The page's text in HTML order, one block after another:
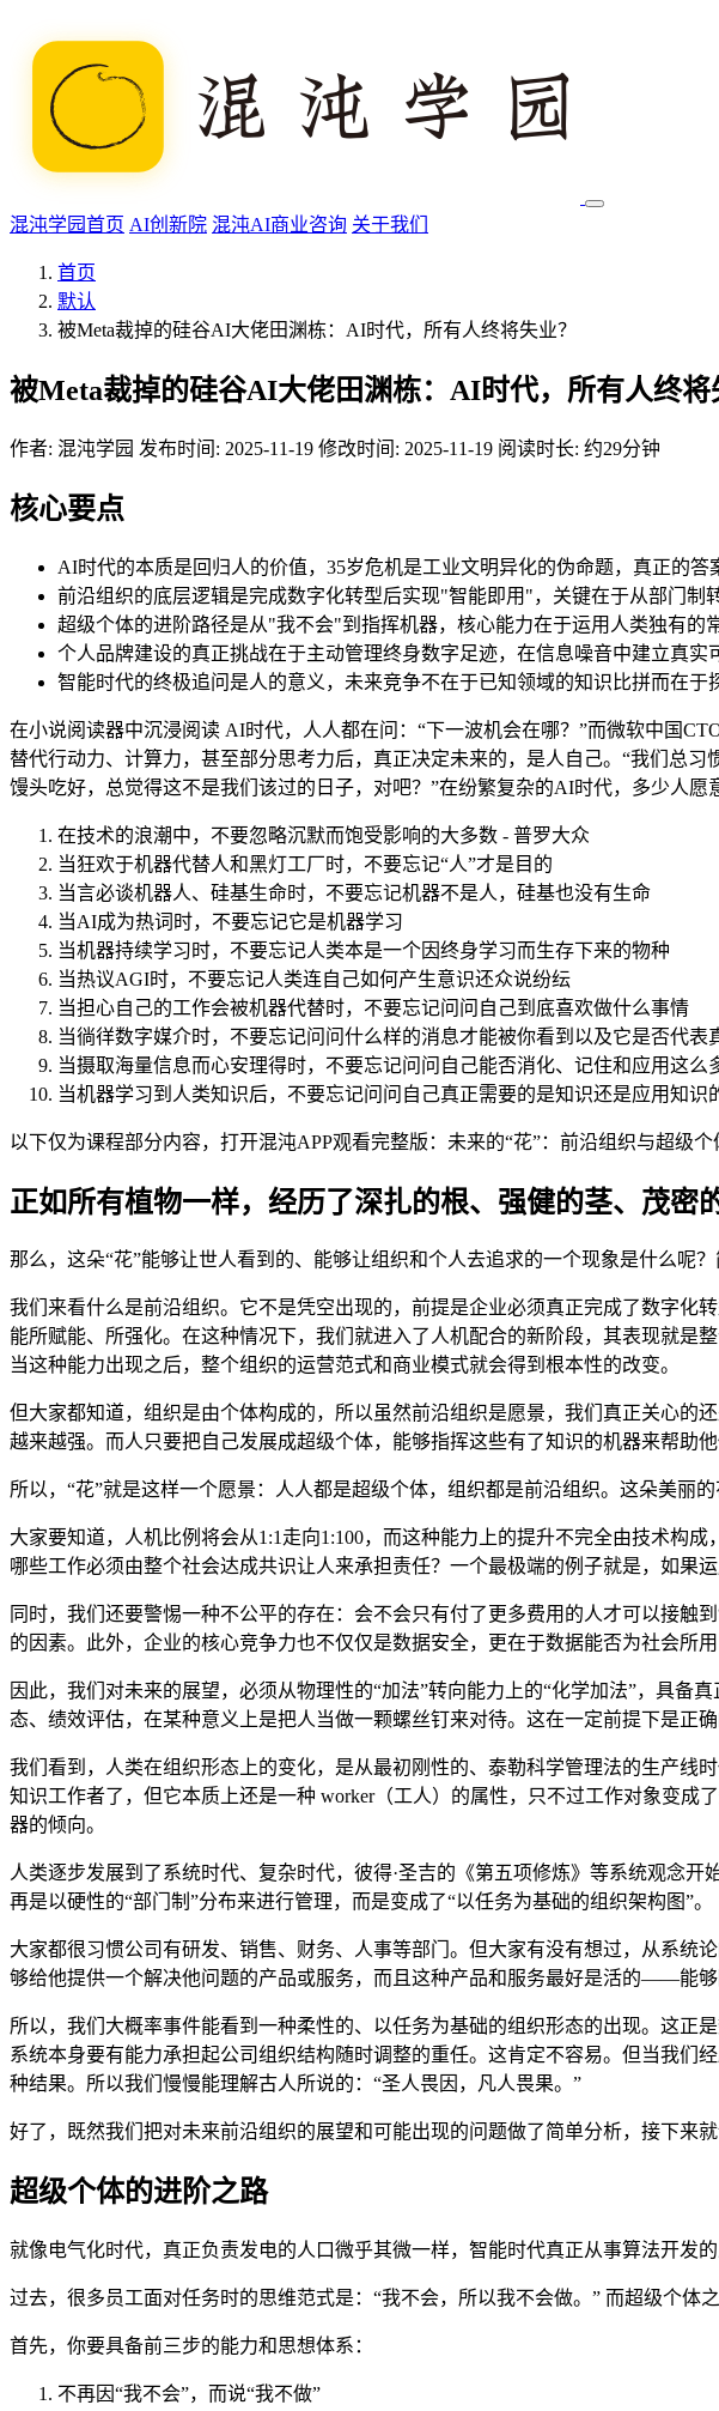
混沌学园首页 AI创新院 混沌AI商业咨询 关于我们
首页
默认
被Meta裁掉的硅谷AI大佬田渊栋：AI时代，所有人终将失业？
被Meta裁掉的硅谷AI大佬田渊栋：AI时代，所有人终将
作者: 混沌学园 发布时间: 2025-11-19 修改时间: 2025-11-19 阅读时长: 约29分钟
核心要点
AI时代的本质是回归人的价值，35岁危机是工业文明异化的伪命题，真正的
前沿组织的底层逻辑是完成数字化转型后实现"智能即用"，关键在于从部门制
超级个体的进阶路径是从"我不会"到指挥机器，核心能力在于运用人类独有的
个人品牌建设的真正挑战在于主动管理终身数字足迹，在信息噪音中建立真实
智能时代的终极追问是人的意义，未来竞争不在于已知领域的知识比拼而在于
在小说阅读器中沉浸阅读 AI时代，人人都在问：“下一波机会在哪？”而微软中国
替代行动力、计算力，甚至部分思考力后，真正决定未来的，是人自己。“我们总
馒头吃好，总觉得这不是我们该过的日子，对吧？”在纷繁复杂的AI时代，多少人
在技术的浪潮中，不要忽略沉默而饱受影响的大多数 - 普罗大众
当狂欢于机器代替人和黑灯工厂时，不要忘记“人”才是目的
当言必谈机器人、硅基生命时，不要忘记机器不是人，硅基也没有生命
当AI成为热词时，不要忘记它是机器学习
当机器持续学习时，不要忘记人类本是一个因终身学习而生存下来的物种
当热议AGI时，不要忘记人类连自己如何产生意识还众说纷纭
当担心自己的工作会被机器代替时，不要忘记问问自己到底喜欢做什么事情
当徜徉数字媒介时，不要忘记问问什么样的消息才能被你看到以及它是否代表
当摄取海量信息而心安理得时，不要忘记问问自己能否消化、记住和应用这么
当机器学习到人类知识后，不要忘记问问自己真正需要的是知识还是应用知识
以下仅为课程部分内容，打开混沌APP观看完整版：未来的“花”：前沿组织与超级
正如所有植物一样，经历了深扎的根、强健的茎、茂密
那么，这朵“花”能够让世人看到的、能够让组织和个人去追求的一个现象是什么呢
我们来看什么是前沿组织。它不是凭空出现的，前提是企业必须真正完成了数字化
能所赋能、所强化。在这种情况下，我们就进入了人机配合的新阶段，其表现就是
当这种能力出现之后，整个组织的运营范式和商业模式就会得到根本性的改变。
但大家都知道，组织是由个体构成的，所以虽然前沿组织是愿景，我们真正关心的
越来越强。而人只要把自己发展成超级个体，能够指挥这些有了知识的机器来帮助
所以，“花”就是这样一个愿景：人人都是超级个体，组织都是前沿组织。这朵美丽
大家要知道，人机比例将会从1:1走向1:100，而这种能力上的提升不完全由技术构
哪些工作必须由整个社会达成共识让人来承担责任？一个最极端的例子就是，如果
同时，我们还要警惕一种不公平的存在：会不会只有付了更多费用的人才可以接触
的因素。此外，企业的核心竞争力也不仅仅是数据安全，更在于数据能否为社会所
因此，我们对未来的展望，必须从物理性的“加法”转向能力上的“化学加法”，具
态、绩效评估，在某种意义上是把人当做一颗螺丝钉来对待。这在一定前提下是正
我们看到，人类在组织形态上的变化，是从最初刚性的、泰勒科学管理法的生产线
知识工作者了，但它本质上还是一种 worker（工人）的属性，只不过工作对象变
器的倾向。
人类逐步发展到了系统时代、复杂时代，彼得·圣吉的《第五项修炼》等系统观念
再是以硬性的“部门制”分布来进行管理，而是变成了“以任务为基础的组织架构图”。
大家都很习惯公司有研发、销售、财务、人事等部门。但大家有没有想过，从系
够给他提供一个解决他问题的产品或服务，而且这种产品和服务最好是活的——能够
所以，我们大概率事件能看到一种柔性的、以任务为基础的组织形态的出现。这
系统本身要有能力承担起公司组织结构随时调整的重任。这肯定不容易。但当我们
种结果。所以我们慢慢能理解古人所说的：“圣人畏因，凡人畏果。”
好了，既然我们把对未来前沿组织的展望和可能出现的问题做了简单分析，接下来
超级个体的进阶之路
就像电气化时代，真正负责发电的人口微乎其微一样，智能时代真正从事算法开发
过去，很多员工面对任务时的思维范式是：“我不会，所以我不会做。” 而超级个体
首先，你要具备前三步的能力和思想体系：
不再因“我不会”，而说“我不做”